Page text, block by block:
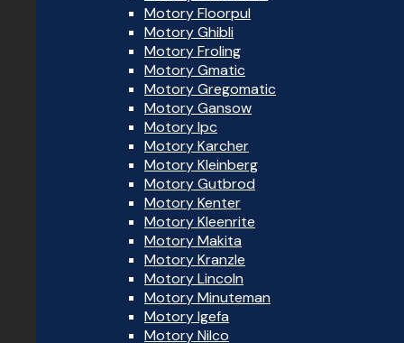
Motory Floorpul
Motory Ghibli
Motory Froling
Motory Gmatic
Motory Gregomatic
Motory Gansow
Motory Ipc
Motory Karcher
Motory Kleinberg
Motory Gutbrod
Motory Kenter
Motory Kleenrite
Motory Makita
Motory Kranzle
Motory Lincoln
Motory Minuteman
Motory Igefa
Motory Nilco